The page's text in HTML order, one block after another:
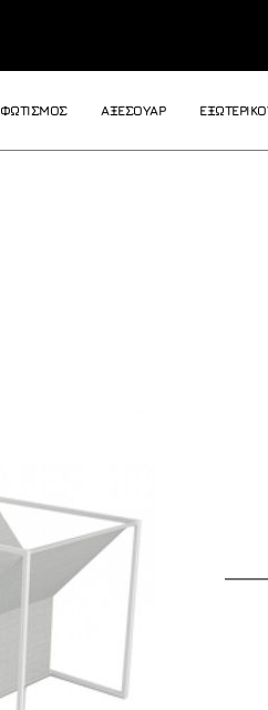
ΦΩΤΙΣΜΟΣ ΑΞΕΣΟΥΑΡ